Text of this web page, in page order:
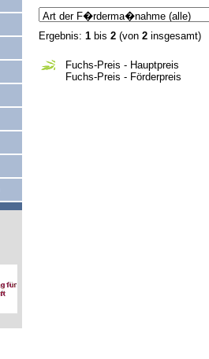
Ergebnis: 1 bis 2 (von 2 insgesamt)
Fuchs-Preis - Hauptpreis
Fuchs-Preis - Förderpreis